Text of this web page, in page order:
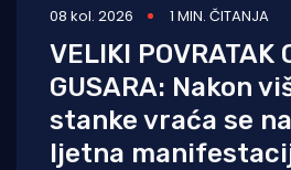
08 kol. 2026 1 MIN. ČITANJA
VELIKI POVRATAK
GUSARA: Nakon
stanke vraća se
ljetna